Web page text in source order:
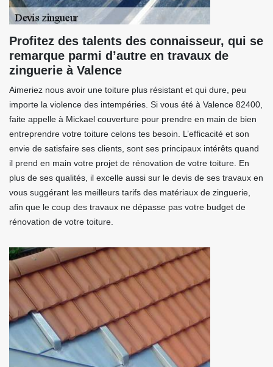
Profitez des talents des connaisseur, qui se
remarque parmi d’autre en travaux de
zinguerie à Valence
Aimeriez nous avoir une toiture plus résistant et qui dure, peu
importe la violence des intempéries. Si vous été à Valence 82400,
faite appelle à Mickael couverture pour prendre en main de bien
entreprendre votre toiture celons tes besoin. L’efficacité et son
envie de satisfaire ses clients, sont ses principaux intérêts quand
il prend en main votre projet de rénovation de votre toiture. En
plus de ses qualités, il excelle aussi sur le devis de ses travaux en
vous suggérant les meilleurs tarifs des matériaux de zinguerie,
afin que le coup des travaux ne dépasse pas votre budget de
rénovation de votre toiture.